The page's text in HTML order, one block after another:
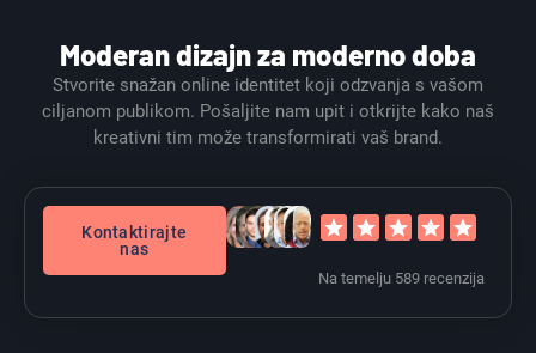
Moderan dizajn za moderno doba
Stvorite snažan online identitet koji odzvanja s vašom
ciljanom publikom. Pošaljite nam upit i otkrijte kako naš
kreativni tim može transformirati vaš brand.
Kontaktirajte
nas
Na temelju 589 recenzija